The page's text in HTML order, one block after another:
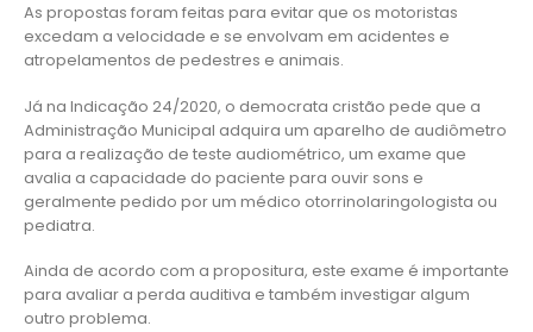
As propostas foram feitas para evitar que os motoristas
excedam a velocidade e se envolvam em acidentes e
atropelamentos de pedestres e animais.
Já na Indicação 24/2020, o democrata cristão pede que a
Administração Municipal adquira um aparelho de audiômetro
para a realização de teste audiométrico, um exame que
avalia a capacidade do paciente para ouvir sons e
geralmente pedido por um médico otorrinolaringologista ou
pediatra.
Ainda de acordo com a propositura, este exame é importante
para avaliar a perda auditiva e também investigar algum
outro problema.